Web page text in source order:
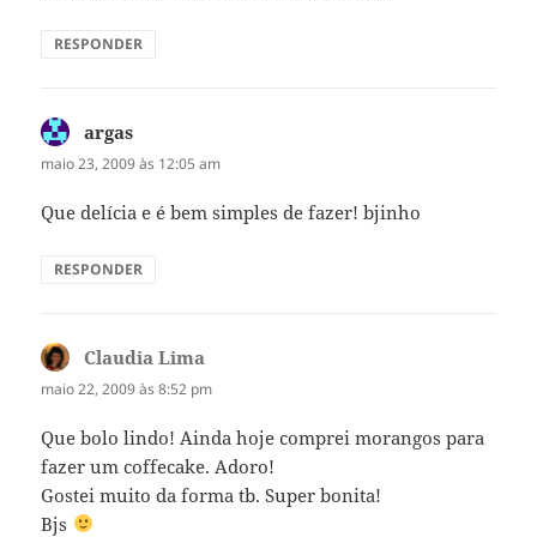
RESPONDER
argas
maio 23, 2009 às 12:05 am
Que delícia e é bem simples de fazer! bjinho
RESPONDER
Claudia Lima
maio 22, 2009 às 8:52 pm
Que bolo lindo! Ainda hoje comprei morangos para
fazer um coffecake. Adoro!
Gostei muito da forma tb. Super bonita!
Bjs